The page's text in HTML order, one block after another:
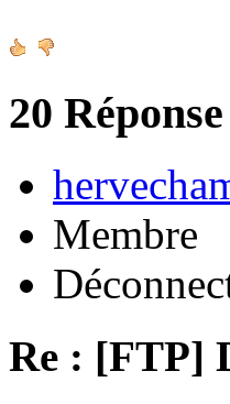
20
Membre
Re : [FTP]